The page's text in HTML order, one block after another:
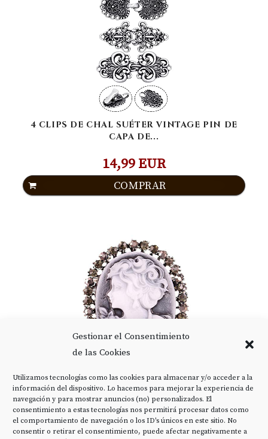
Gestionar el Consentimiento
de las Cookies
Utilizamos tecnologías como las cookies para almacenar y/o acceder a la
información del dispositivo. Lo hacemos para mejorar la experiencia de
navegación y para mostrar anuncios (no) personalizados. El
consentimiento a estas tecnologías nos permitirá procesar datos como
el comportamiento de navegación o los ID's únicos en este sitio. No
consentir o retirar el consentimiento, puede afectar negativamente a
4 CLIPS DE CHAL SUÉTER VINTAGE PIN DE
CAPA DE...
14,99 EUR
COMPRAR
TENDYCOCO BROCHE DE CAMAFEO BROCHE
CRISTAL VINTAGE...
6,99 EUR